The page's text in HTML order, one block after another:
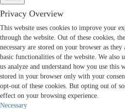
Privacy Overview
This website uses cookies to improve your
through the website. Out of these cookies,
necessary are stored on your browser as
basic functionalities of the website. We also
us analyze and understand how you use this
stored in your browser only with your
opt-out of these cookies. But opting out of
effect on your browsing experience.
Necessary